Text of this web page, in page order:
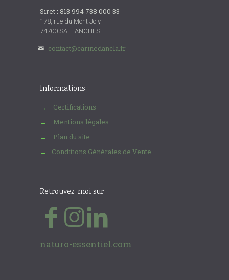
Siret : 813 994 738 000 33
178, rue du Mont Joly
74700 SALLANCHES
contact@carinedancla.fr
Informations
→ Certifications
→ Mentions légales
→ Plan du site
→ Conditions Générales de Vente
Retrouvez-moi sur
naturo-essentiel.com